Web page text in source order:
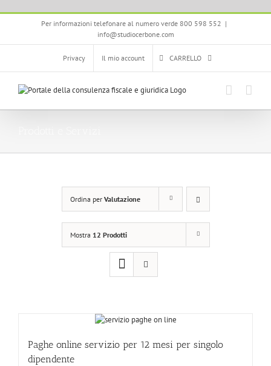
Salta
Per informazioni telefonare al numero verde 800 598 552 |
info@studiocerbone.com
Privacy Il mio account CARRELLO
Ordina per Valutazione
Mostra 12 Prodotti
Paghe online servizio per 12 mesi per singolo
dipendente